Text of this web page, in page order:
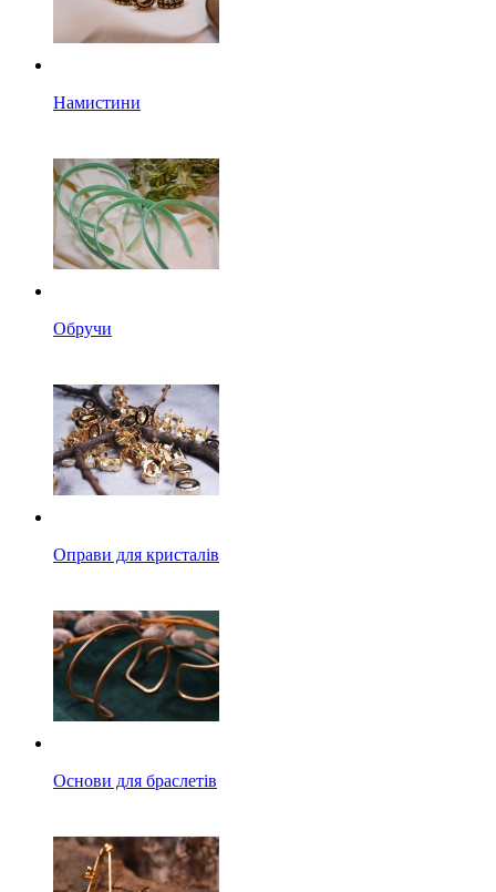
Намистини
Обручи
Оправи для кристалів
Основи для браслетів